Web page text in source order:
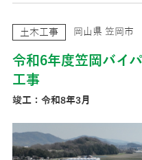
土木工事 岡山県 笠岡市
令和6年度笠岡バイ
工事
竣工：令和8年3月